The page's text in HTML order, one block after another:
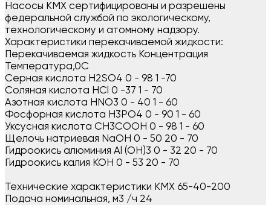
Насосы КМХ сертифицированы и разрешены
федеральной службой по экологическому,
технологическому и атомному надзору.
Характеристики перекачиваемой жидкости:
Перекачиваемая жидкость Концентрация
Температура,0С
Серная кислота Н2SО4 0 - 98 1 -70
Соляная кислота HCl 0 -37 1 - 70
Азотная кислота HNO3 0 - 40 1 - 60
Фосфорная кислота H3PO4 0 - 90 1 - 60
Уксусная кислота CH3COOH 0 - 98 1 - 60
Щелочь натриевая NaOH 0 - 50 20 - 70
Гидроокись алюминия Al (OH)3 0 - 32 20 - 70
Гидроокись калия КОН 0 - 53 20 - 70
Технические характеристики КМХ 65-40-200
Подача номинальная, м3 /ч 24